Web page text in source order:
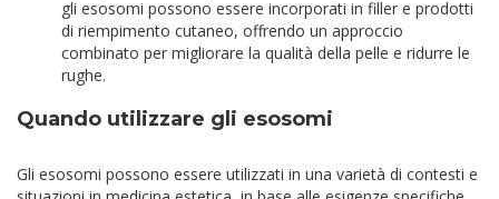
gli esosomi possono essere incorporati in filler e prodotti
di riempimento cutaneo, offrendo un approccio
combinato per migliorare la qualità della pelle e ridurre le
rughe.
Quando utilizzare gli esosomi
Gli esosomi possono essere utilizzati in una varietà di contesti e